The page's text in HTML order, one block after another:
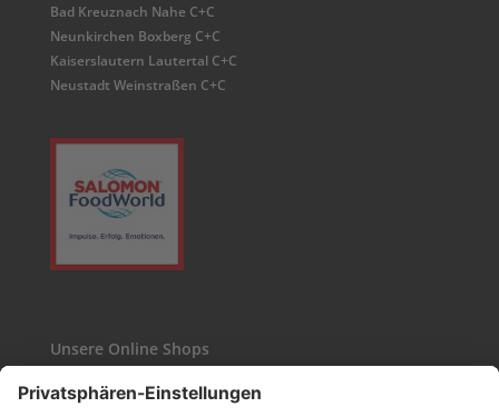
Bad Kreuznach Nahe C+C
Neunkirchen Boxberg C+C
Kaiserslautern Lautertal C+C
Neustadt Weinstraßen C+C
Unsere Online Shops
Kaffee24